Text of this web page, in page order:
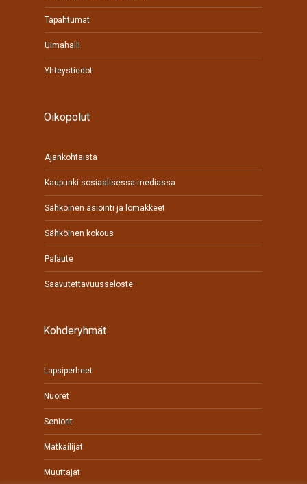
Tapahtumat
Uimahalli
Yhteystiedot
Oikopolut
Ajankohtaista
Kaupunki sosiaalisessa mediassa
Sähköinen asiointi ja lomakkeet
Sähköinen kokous
Palaute
Saavutettavuusseloste
Kohderyhmät
Lapsiperheet
Nuoret
Seniorit
Matkailijat
Muuttajat